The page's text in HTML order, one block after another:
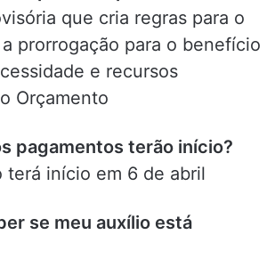
que cria regras para o
prorrogação para o benefício
e recursos
Orçamento
pagamentos terão início?
terá início em 6 de abril
se meu auxílio está